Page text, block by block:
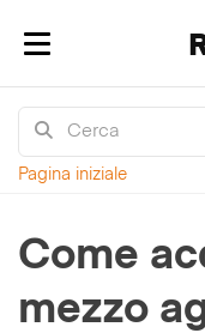
Mostra/nascondi
Pagina iniziale
Come
mezzo